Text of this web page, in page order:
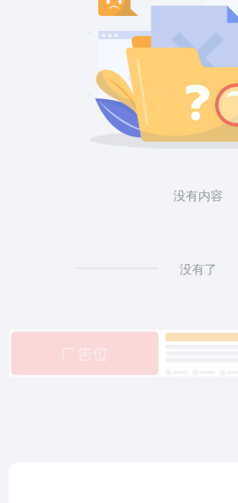
没有内容
没有了